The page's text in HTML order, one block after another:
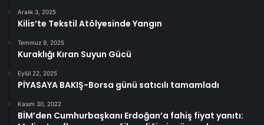
Aralık 3, 2025
Kilis’te Tekstil Atölyesinde Yangın
Temmuz 9, 2025
Kuraklığı Kıran Suyun Gücü
Eylül 22, 2025
PİYASAYA BAKIŞ-Borsa günü satıcılı tamamladı
Kasım 30, 2022
BİM’den Cumhurbaşkanı Erdoğan’a fahiş fiyat yanıtı: